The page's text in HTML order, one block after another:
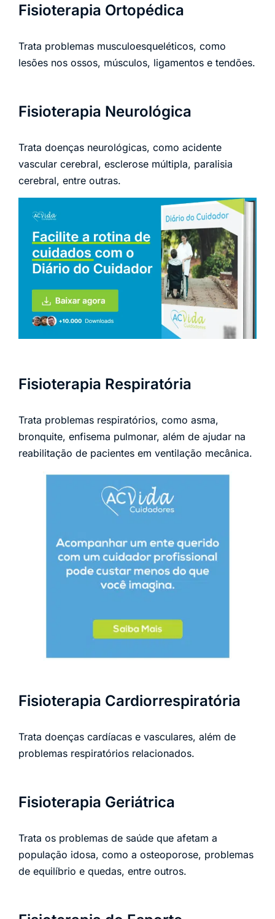
Fisioterapia Ortopédica
Trata problemas musculoesqueléticos, como
lesões nos ossos, músculos, ligamentos e tendões.
Fisioterapia Neurológica
Trata doenças neurológicas, como acidente
vascular cerebral, esclerose múltipla, paralisia
cerebral, entre outras.
Fisioterapia Respiratória
Trata problemas respiratórios, como asma,
bronquite, enfisema pulmonar, além de ajudar na
reabilitação de pacientes em ventilação mecânica.
Fisioterapia Cardiorrespiratória
Trata doenças cardíacas e vasculares, além de
problemas respiratórios relacionados.
Fisioterapia Geriátrica
Trata os problemas de saúde que afetam a
população idosa, como a osteoporose, problemas
de equilíbrio e quedas, entre outros.